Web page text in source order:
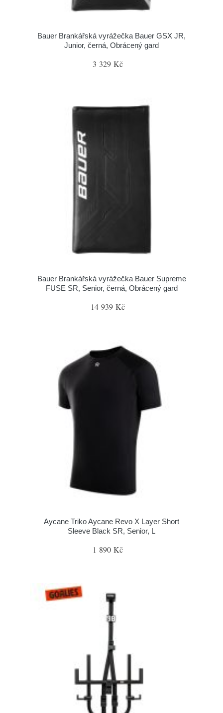
Bauer Brankářská vyrážečka Bauer GSX JR,
Junior, černá, Obrácený gard
3 329 Kč
Bauer Brankářská vyrážečka Bauer Supreme
FUSE SR, Senior, černá, Obrácený gard
14 939 Kč
Aycane Triko Aycane Revo X Layer Short
Sleeve Black SR, Senior, L
1 890 Kč